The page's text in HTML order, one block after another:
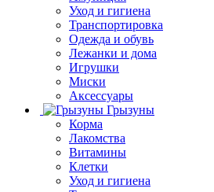
Уход и гигиена
Транспортировка
Одежда и обувь
Лежанки и дома
Игрушки
Миски
Аксессуары
Грызуны
Корма
Лакомства
Витамины
Клетки
Уход и гигиена